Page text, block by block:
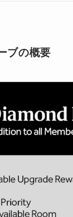
ブの概要